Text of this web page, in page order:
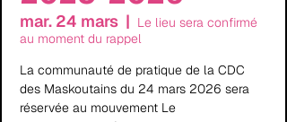
mar. 24 mars
  |
Le lieu sera confirmé
au moment du rappel
La communauté de pratique de la CDC
des Maskoutains du 24 mars 2026 sera
réservée au mouvement Le